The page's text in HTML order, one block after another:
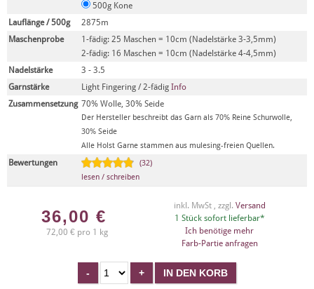
500g Kone
Lauflänge / 500g
2875m
Maschenprobe
1-fädig: 25 Maschen = 10cm (Nadelstärke 3-3,5mm)
2-fädig: 16 Maschen = 10cm (Nadelstärke 4-4,5mm)
Nadelstärke
3 - 3.5
Garnstärke
Light Fingering / 2-fädig Info
Zusammensetzung 70% Wolle, 30% Seide
Der Hersteller beschreibt das Garn als 70% Reine Schurwolle,
30% Seide
Alle Holst Garne stammen aus mulesing-freien Quellen.
Bewertungen
(32)
lesen / schreiben
36,00 €
72,00 € pro 1 kg
inkl. MwSt , zzgl. Versand
1 Stück sofort lieferbar*
Ich benötige mehr
Farb-Partie anfragen